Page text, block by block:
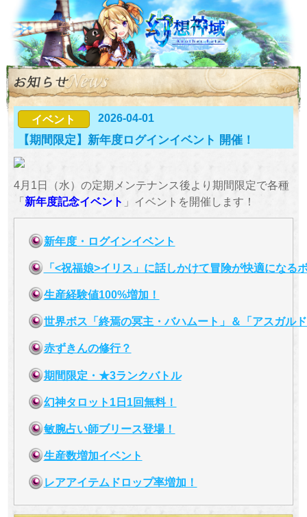
イベント 2026-04-01
【期間限定】新年度ログインイベント 開催！
4月1日（水）の定期メンテナンス後より期間限定で各種
「新年度記念イベント 」イベントを開催します！
新年度・ログインイベント
「<祝福娘>イリス」に話しかけて冒険が快適になる
生産経験値100%増加！
世界ボス「終焉の冥主・バハムート」＆「アスガル
赤ずきんの修行？
期間限定・★3ランクバトル
幻神タロット1日1回無料！
敏腕占い師ブリース登場！
生産数増加イベント
レアアイテムドロップ率増加！